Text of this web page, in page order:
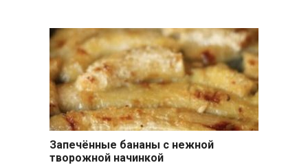
Запечённые бананы с нежной
творожной начинкой